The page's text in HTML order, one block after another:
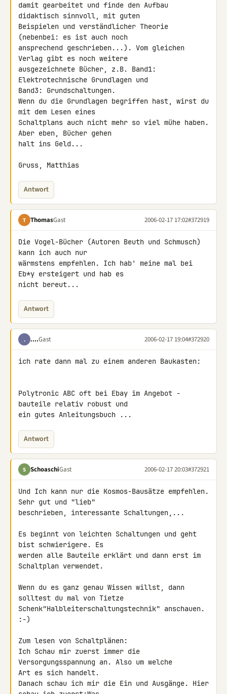
damit gearbeitet und finde den Aufbau
didaktisch sinnvoll, mit guten
Beispielen und verständlicher Theorie
(nebenbei: es ist auch noch
ansprechend geschrieben...). Vom gleichen
Verlag gibt es noch weitere
ausgezeichnete Bücher, z.B. Band1:
Elektrotechnische Grundlagen und
Band3: Grundschaltungen.
Wenn du die Grundlagen begriffen hast, wirst du
mit dem Lesen eines
Schaltplans auch nicht mehr so viel mühe haben.
Aber eben, Bücher gehen
halt ins Geld...
Gruss, Matthias
Antwort
T ThomasGast 2006-02-17 17:02#372919
Die Vogel-Bücher (Autoren Beuth und Schmusch)
kann ich auch nur
wärmstens empfehlen. Ich hab' meine mal bei
Eb*y ersteigert und hab es
nicht bereut...
Antwort
. ....Gast 2006-02-17 19:04#372920
ich rate dann mal zu einem anderen Baukasten:
Polytronic ABC oft bei Ebay im Angebot -
bauteile relativ robust und
ein gutes Anleitungsbuch ...
Antwort
S SchoaschiGast 2006-02-17 20:03#372921
Und Ich kann nur die Kosmos-Bausätze empfehlen.
Sehr gut und "lieb"
beschrieben, interessante Schaltungen,...
Es beginnt von leichten Schaltungen und geht
bist schwierigere. Es
werden alle Bauteile erklärt und dann erst im
Schaltplan verwendet.
Wenn du es ganz genau Wissen willst, dann
solltest du mal von Tietze
Schenk"Halbleiterschaltungstechnik" anschauen.
:-)
Zum lesen von Schaltplänen:
Ich Schau mir zuerst immer die
Versorgungsspannung an. Also um welche
Art es sich handelt.
Danach schau ich mir die Ein und Ausgänge. Hier